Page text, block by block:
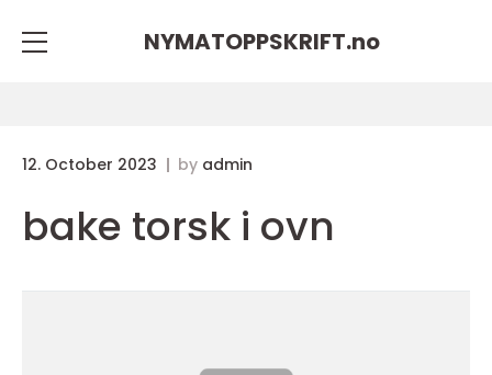
NYMATOPPSKRIFT.no
12. October 2023 by admin
bake torsk i ovn